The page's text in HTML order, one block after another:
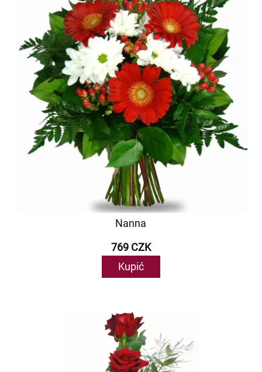
Nanna
769 CZK
Kupić